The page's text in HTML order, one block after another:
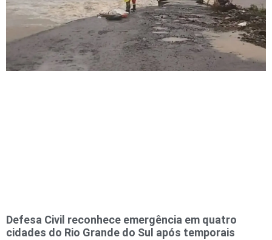
Defesa Civil reconhece emergência em quatro
cidades do Rio Grande do Sul após temporais